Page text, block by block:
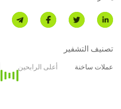
تصنيف التشفير
عملات ساخنة أعلى الرابحين